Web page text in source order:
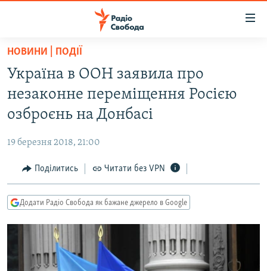
Перейти
основного
матеріалу
Перейти
до
основної
навігації
Перейти
до
пошуку
ВСЕ ЗА ДОБУ
СТАТТІ
ЕКОНОМІКА
СУСПІЛЬСТВО
СВІТ
РОСІЙСЬКА «ФІЛЬТРАЦІЯ»
ДОНБАС.РЕАЛІЇ
ТИ ЯК?
КИТАЙ.ВИКЛИКИ
НОВИНИ | ПОДІЇ
Україна в ООН заявила про
незаконне переміщення Росією
озброєнь на Донбасі
19 березня 2018, 21:00
Поділитись Читати без VPN
Додати Радіо Свобода як бажане джерело в Google